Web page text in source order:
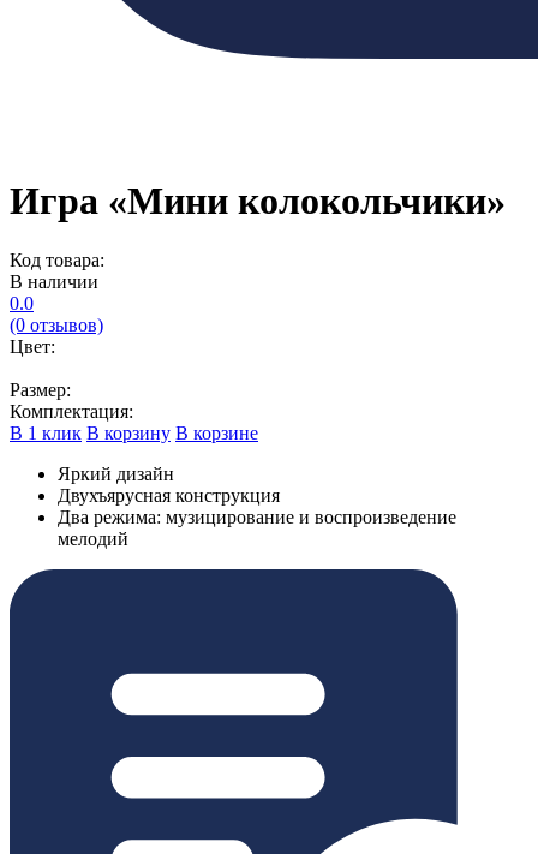
Игра «Мини колокольчики»
Код товара:
В наличии
0.0
(0 отзывов)
Цвет:
Размер:
Комплектация:
В 1 клик В корзину В корзине
Яркий дизайн
Двухъярусная конструкция
Два режима: музицирование и воспроизведение
мелодий